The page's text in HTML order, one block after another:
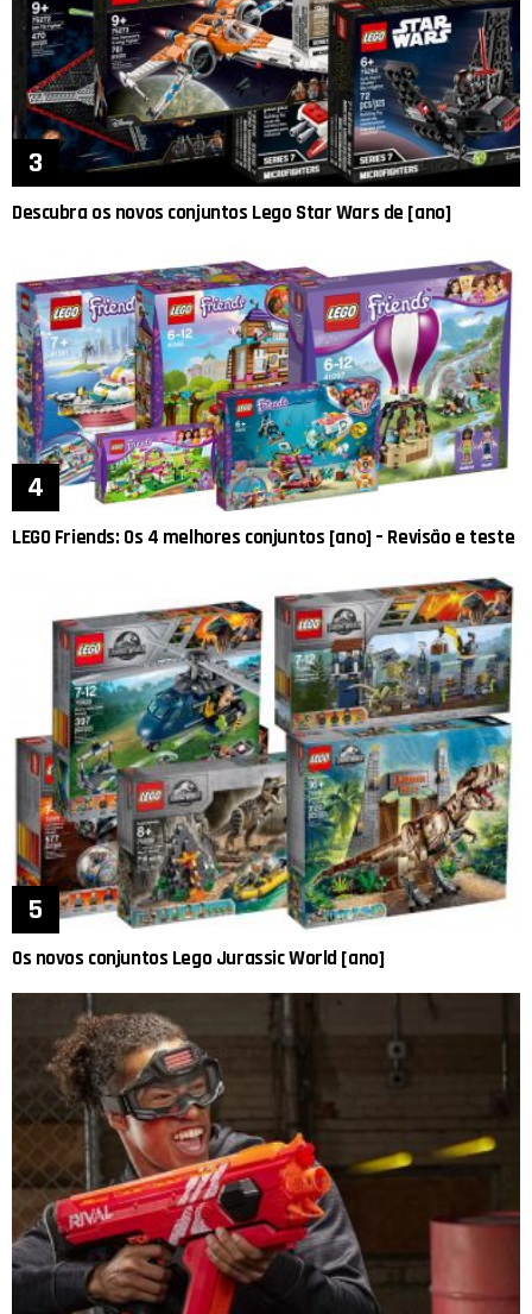
Descubra os novos conjuntos Lego Star Wars de [ano]
LEGO Friends: Os 4 melhores conjuntos [ano] – Revisão e teste
Os novos conjuntos Lego Jurassic World [ano]